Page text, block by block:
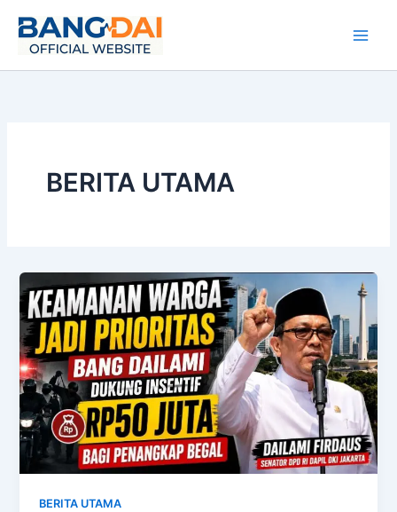
content
BERITA UTAMA
BERITA UTAMA